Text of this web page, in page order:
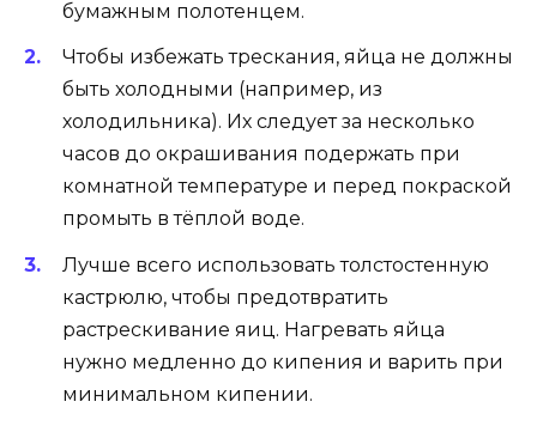
бумажным полотенцем.
Чтобы избежать трескания, яйца не должны
быть холодными (например, из
холодильника). Их следует за несколько
часов до окрашивания подержать при
комнатной температуре и перед покраской
промыть в тёплой воде.
Лучше всего использовать толстостенную
кастрюлю, чтобы предотвратить
растрескивание яиц. Нагревать яйца
нужно медленно до кипения и варить при
минимальном кипении.